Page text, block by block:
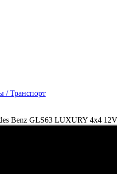
/ Транспорт
Benz GLS63 LUXURY 4x4